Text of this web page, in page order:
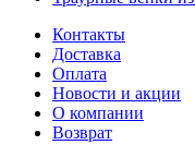
Контакты
Доставка
Оплата
Новости и акции
О компании
Возврат